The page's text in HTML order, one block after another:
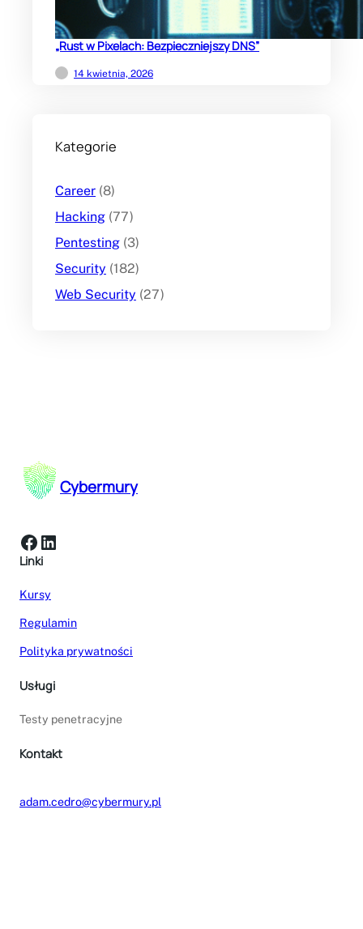
„Rust w Pixelach: Bezpieczniejszy DNS”
14 kwietnia, 2026
Kategorie
Career (8)
Hacking (77)
Pentesting (3)
Security (182)
Web Security (27)
Cybermury
Facebook LinkedIn
Linki
Kursy
Regulamin
Polityka prywatności
Usługi
Testy penetracyjne
Kontakt
adam.cedro@cybermury.pl